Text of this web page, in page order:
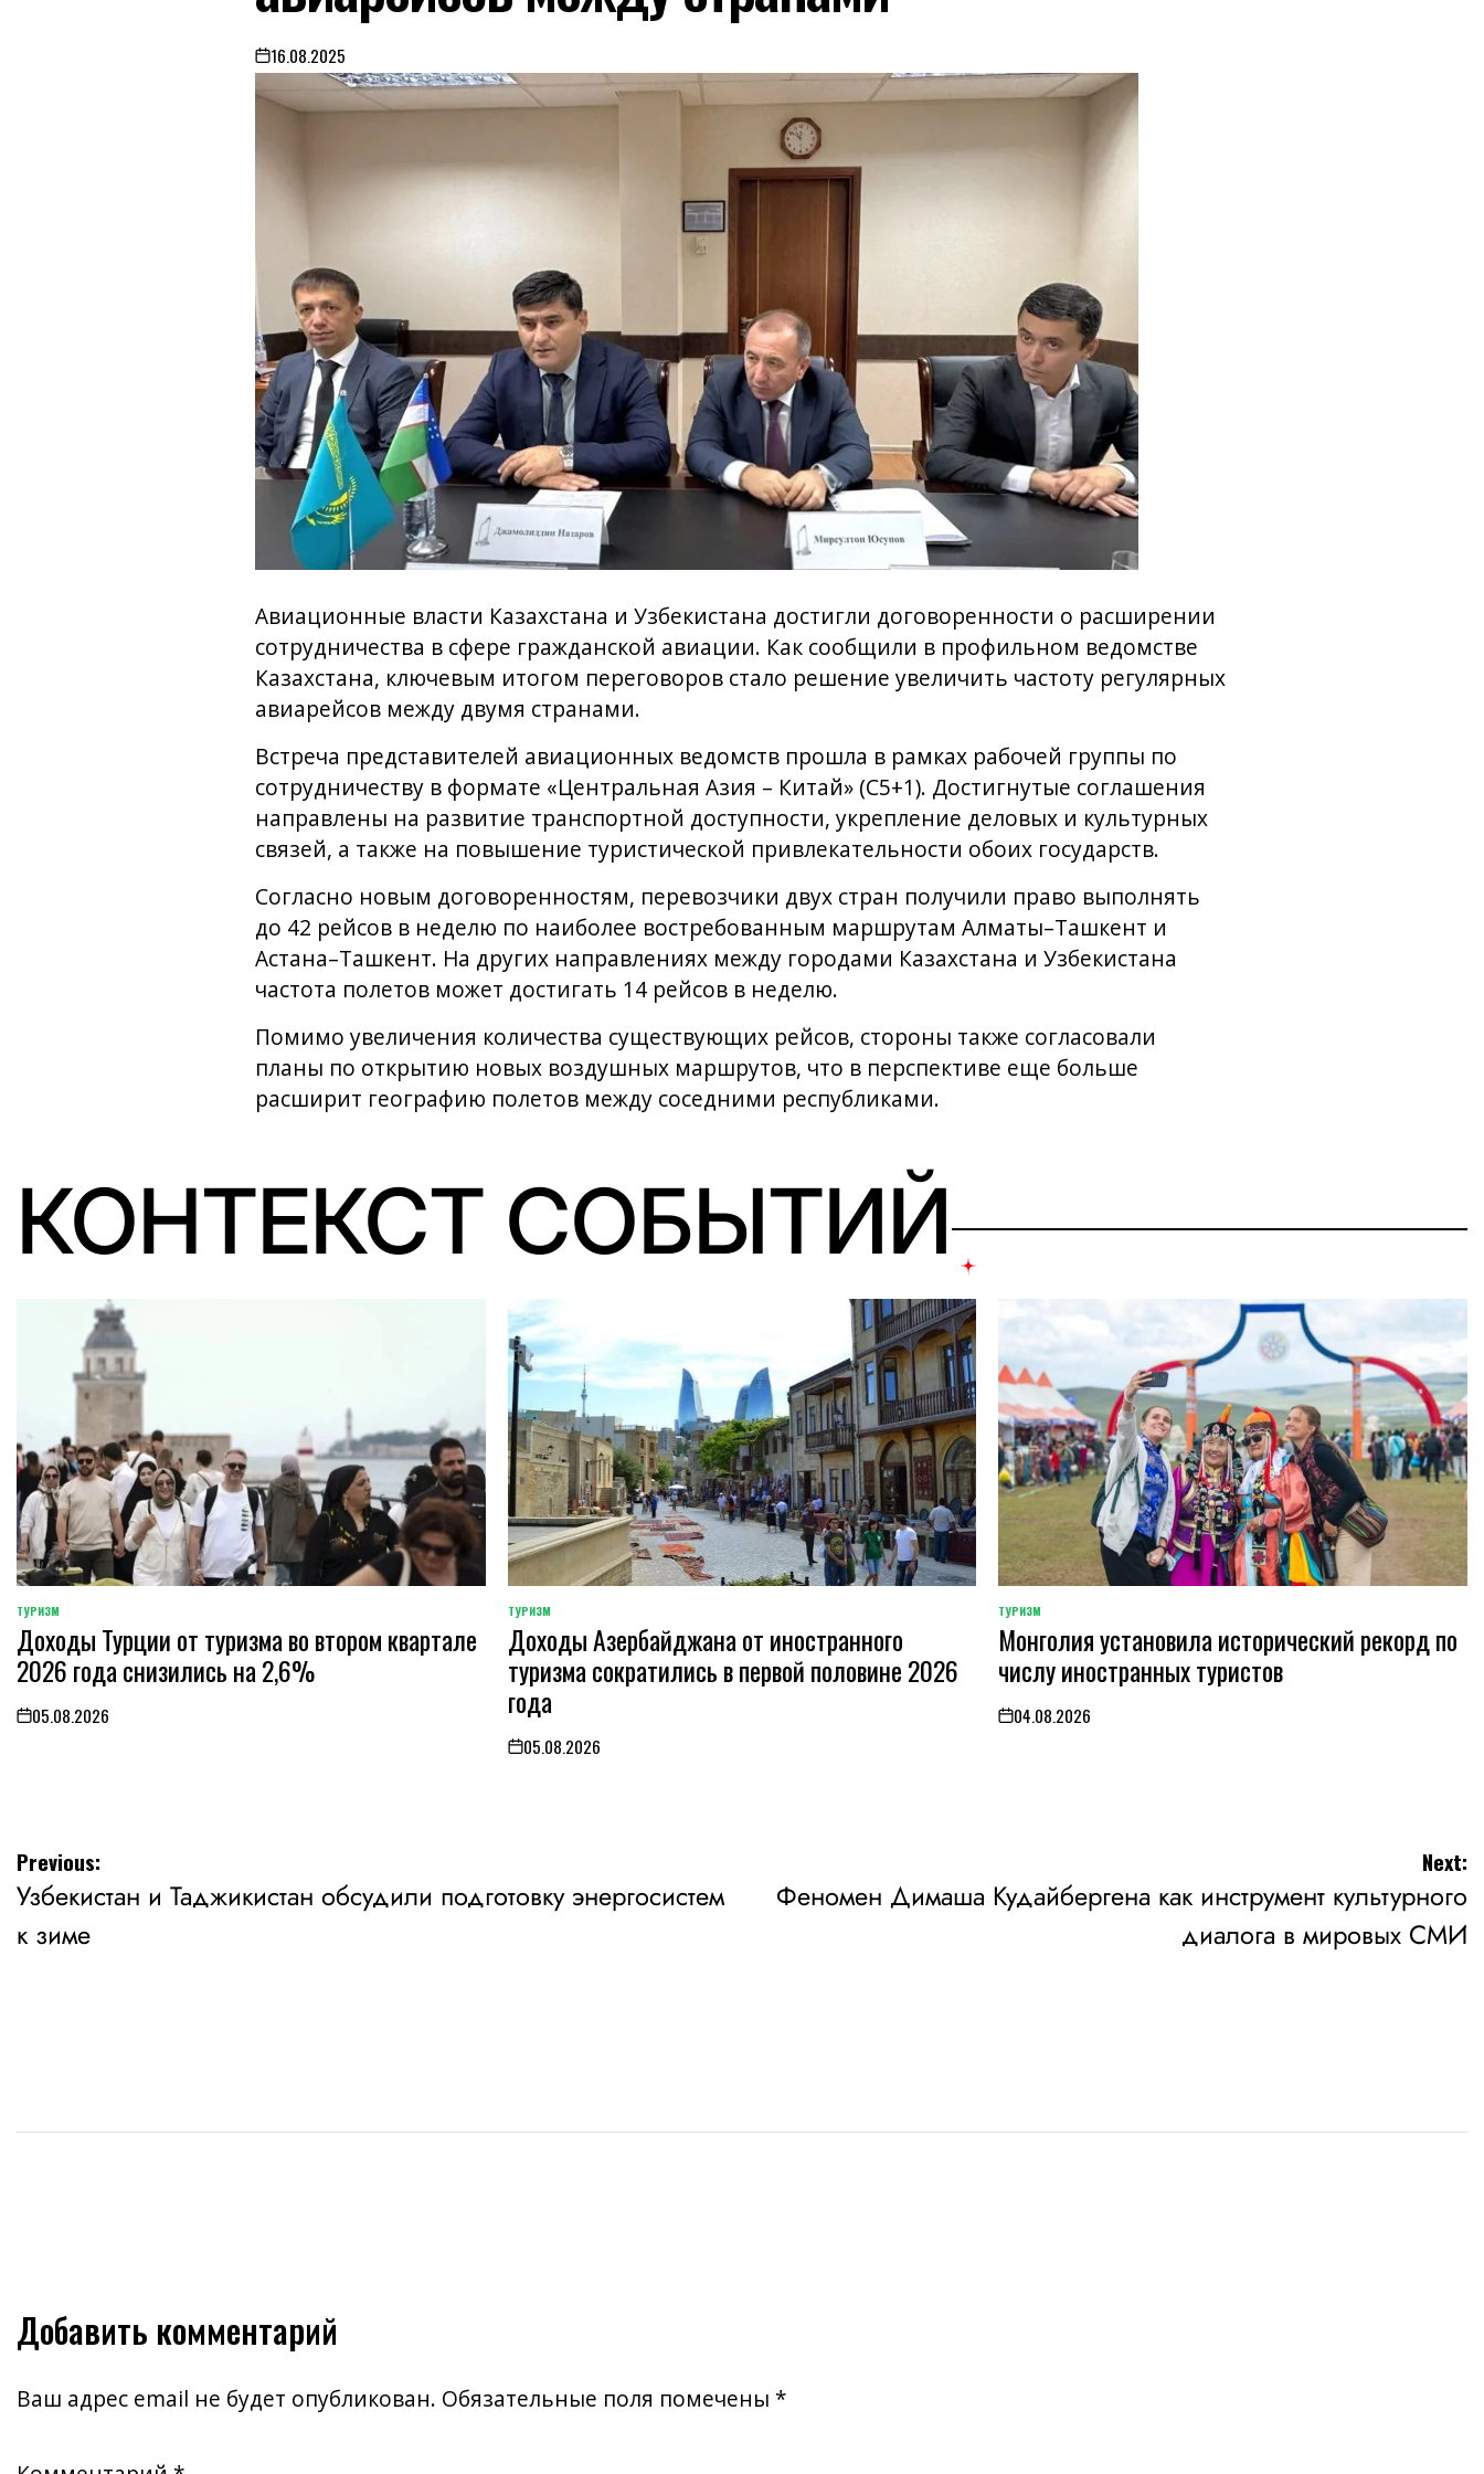
on16.08.2025
Авиационные власти Казахстана и Узбекистана достигли договоренности о расширении
сотрудничества в сфере гражданской авиации. Как сообщили в профильном ведомстве
Казахстана, ключевым итогом переговоров стало решение увеличить частоту регулярных
авиарейсов между двумя странами.
Встреча представителей авиационных ведомств прошла в рамках рабочей группы по
сотрудничеству в формате «Центральная Азия – Китай» (C5+1). Достигнутые соглашения
направлены на развитие транспортной доступности, укрепление деловых и культурных
связей, а также на повышение туристической привлекательности обоих государств.
Согласно новым договоренностям, перевозчики двух стран получили право выполнять
до 42 рейсов в неделю по наиболее востребованным маршрутам Алматы–Ташкент и
Астана–Ташкент. На других направлениях между городами Казахстана и Узбекистана
частота полетов может достигать 14 рейсов в неделю.
Помимо увеличения количества существующих рейсов, стороны также согласовали
планы по открытию новых воздушных маршрутов, что в перспективе еще больше
расширит географию полетов между соседними республиками.
КОНТЕКСТ СОБЫТИЙ
POSTED
IN
ТУРИЗМ
Доходы Турции от туризма во втором квартале
2026 года снизились на 2,6%
on05.08.2026
POSTED
IN
ТУРИЗМ
Доходы Азербайджана от иностранного
туризма сократились в первой половине 2026
года
on05.08.2026
POSTED
IN
ТУРИЗМ
Монголия установила исторический рекорд по
числу иностранных туристов
on04.08.2026
Навигация
по
записям
Previous:
Узбекистан и Таджикистан обсудили подготовку энергосистем
к зиме
Next:
Феномен Димаша Кудайбергена как инструмент культурного
диалога в мировых СМИ
Добавить комментарий
Ваш адрес email не будет опубликован. Обязательные поля помечены *